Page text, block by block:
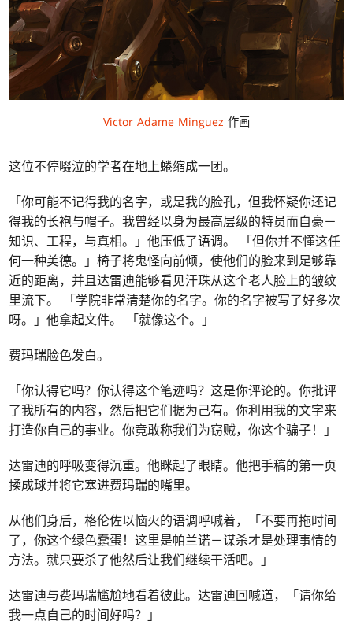
Victor Adame Minguez 作画
这位不停啜泣的学者在地上蜷缩成一团。
「你可能不记得我的名字，或是我的脸孔，但我怀疑你还记
得我的长袍与帽子。我曾经以身为最高层级的特员而自豪－
知识、工程，与真相。」他压低了语调。 「但你并不懂这任
何一种美德。」椅子将鬼怪向前倾，使他们的脸来到足够靠
近的距离，并且达雷迪能够看见汗珠从这个老人脸上的皱纹
里流下。 「学院非常清楚你的名字。你的名字被写了好多次
呀。」他拿起文件。 「就像这个。」
费玛瑞脸色发白。
「你认得它吗？你认得这个笔迹吗？这是你评论的。你批评
了我所有的内容，然后把它们据为己有。你利用我的文字来
打造你自己的事业。你竟敢称我们为窃贼，你这个骗子！」
达雷迪的呼吸变得沉重。他眯起了眼睛。他把手稿的第一页
揉成球并将它塞进费玛瑞的嘴里。
从他们身后，格伦佐以恼火的语调呼喊着，「不要再拖时间
了，你这个绿色蠢蛋！这里是帕兰诺－谋杀才是处理事情的
方法。就只要杀了他然后让我们继续干活吧。」
达雷迪与费玛瑞尴尬地看着彼此。达雷迪回喊道，「请你给
我一点自己的时间好吗？」